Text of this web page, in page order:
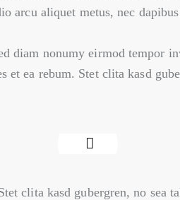
aliquet metus, nec
diam nonumy eirmod tempor
ea rebum. Stet clita kasd
clita kasd gubergren, no sea